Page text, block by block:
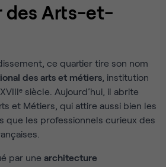
des Arts-et-
ce quartier tire son nom
des arts et métiers, institution
siècle. Aujourd’hui, il abrite
et Métiers, qui attire aussi bien les
que les professionnels curieux des
par une architecture